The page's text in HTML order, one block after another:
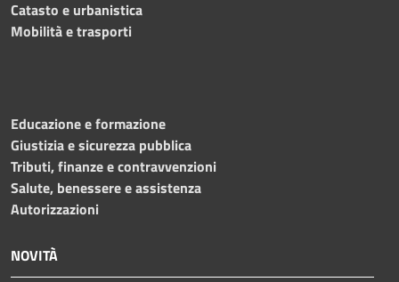
Catasto e urbanistica
Mobilità e trasporti
Educazione e formazione
Giustizia e sicurezza pubblica
Tributi, finanze e contravvenzioni
Salute, benessere e assistenza
Autorizzazioni
NOVITÀ